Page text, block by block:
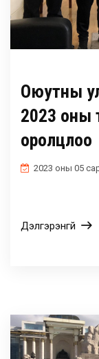
БУСАД
Оюутны
2023 оны
оролцлоо
2023 оны 05
Дэлгэрэнгүй